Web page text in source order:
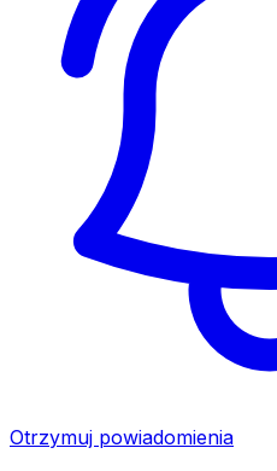
Otrzymuj powiadomienia